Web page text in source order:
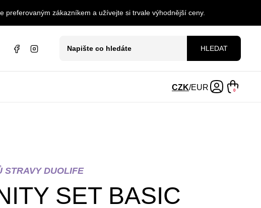
zákazníkem a užívejte si trvale výhodnější ceny.
HLEDAT
CZK/EUR 0
STRAVY DUOLIFE
SET BASIC